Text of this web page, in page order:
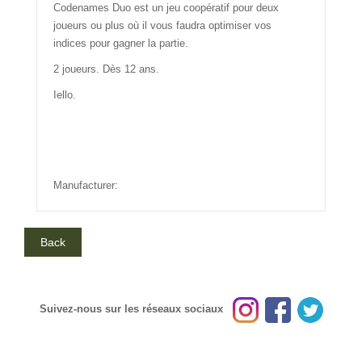
Codenames Duo est un jeu coopératif pour deux
joueurs ou plus où il vous faudra optimiser vos
indices pour gagner la partie.
2 joueurs. Dès 12 ans.
Iello.
Manufacturer:
Suivez-nous sur les réseaux sociaux